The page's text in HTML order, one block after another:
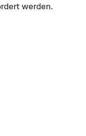
wer­den.